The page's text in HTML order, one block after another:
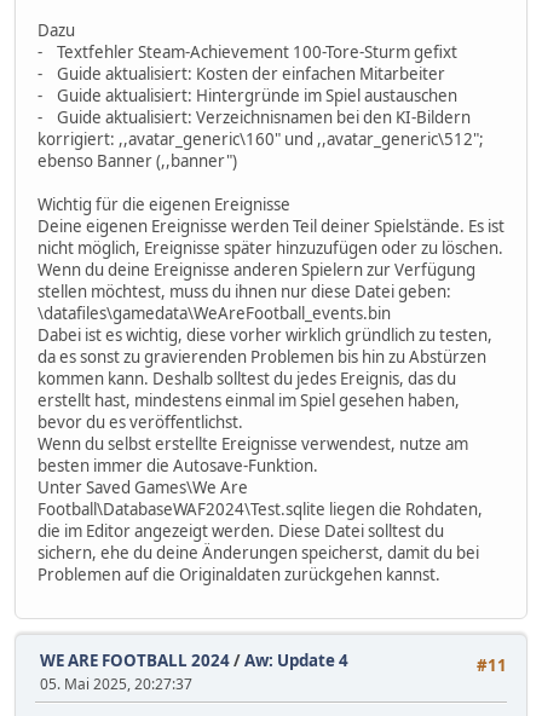
Dazu
- Textfehler Steam-Achievement 100-Tore-Sturm gefixt
- Guide aktualisiert: Kosten der einfachen Mitarbeiter
- Guide aktualisiert: Hintergründe im Spiel austauschen
- Guide aktualisiert: Verzeichnisnamen bei den KI-Bildern
korrigiert: ,,avatar_generic\160" und ,,avatar_generic\512";
ebenso Banner (,,banner")
Wichtig für die eigenen Ereignisse
Deine eigenen Ereignisse werden Teil deiner Spielstände. Es ist
nicht möglich, Ereignisse später hinzuzufügen oder zu löschen.
Wenn du deine Ereignisse anderen Spielern zur Verfügung
stellen möchtest, muss du ihnen nur diese Datei geben:
\datafiles\gamedata\WeAreFootball_events.bin
Dabei ist es wichtig, diese vorher wirklich gründlich zu testen,
da es sonst zu gravierenden Problemen bis hin zu Abstürzen
kommen kann. Deshalb solltest du jedes Ereignis, das du
erstellt hast, mindestens einmal im Spiel gesehen haben,
bevor du es veröffentlichst.
Wenn du selbst erstellte Ereignisse verwendest, nutze am
besten immer die Autosave-Funktion.
Unter Saved Games\We Are
Football\DatabaseWAF2024\Test.sqlite liegen die Rohdaten,
die im Editor angezeigt werden. Diese Datei solltest du
sichern, ehe du deine Änderungen speicherst, damit du bei
Problemen auf die Originaldaten zurückgehen kannst.
#11
WE ARE FOOTBALL 2024/Aw: Update 4
05. Mai 2025, 20:27:37